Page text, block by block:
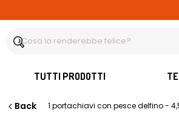
TUTTI PRODOTTI
Back 1 portachiavi con pesce delfino -